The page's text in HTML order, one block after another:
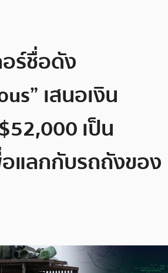
ร์ชื่อดัง
เสนอเงิน
เป็น
แลกกับรถถังของ